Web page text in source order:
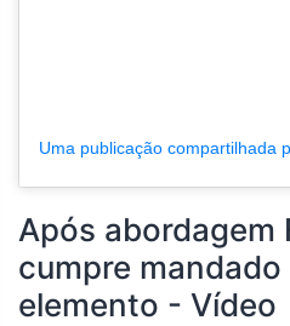
Após abordagem
cumpre mandado
elemento - Vídeo